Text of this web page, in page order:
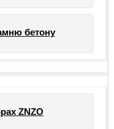
бетону
ZNZO